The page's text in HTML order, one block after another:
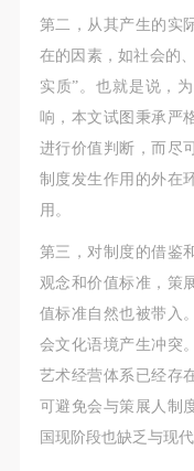
第二，从其产生的实
在的因素，如社会的
实质”。也就是说，
响，本文试图秉承严
进行价值判断，而尽
制度发生作用的外在
用。
第三，对制度的借鉴
观念和价值标准，策
值标准自然也被带入
会文化语境产生冲突
艺术经营体系已经存
可避免会与策展人制
国现阶段也缺乏与现
肖像权许可乙方作
途。
（2）、乙方中央
性、专业性、国际
院美术馆与时代同
术的空间氛围，竭
和观众进行良好互
共教育活动，为美
提供一个交流、学
单位，其开展的公
主。
（3）、乙方为甲
有公教活动。
二、拍摄内容、使
肖像权许可乙方作
途。
（2）、乙方中央
性、专业性、国际
院美术馆与时代同
术的空间氛围，竭
和观众进行良好互
共教育活动，为美
提供一个交流、学
单位，其开展的公
主。
（3）、乙方为甲
有公教活动。
二、拍摄内容、使
肖像权许可乙方作
途。
（2）、乙方中央
性、专业性、国际
院美术馆与时代同
术的空间氛围，竭
和观众进行良好互
共教育活动，为美
提供一个交流、学
单位，其开展的公
主。
（3）、乙方为甲
有公教活动。
二、拍摄内容、使